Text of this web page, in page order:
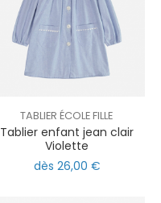
TABLIER ÉCOLE FILLE
Tablier enfant jean clair
Violette
dès 26,00 €